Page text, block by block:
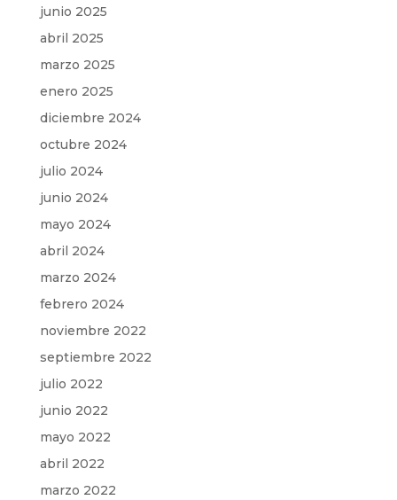
junio 2025
abril 2025
marzo 2025
enero 2025
diciembre 2024
octubre 2024
julio 2024
junio 2024
mayo 2024
abril 2024
marzo 2024
febrero 2024
noviembre 2022
septiembre 2022
julio 2022
junio 2022
mayo 2022
abril 2022
marzo 2022